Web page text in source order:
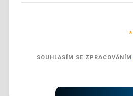
*
SOUHLASÍM
SOUHLASÍM SE ZPRACOVÁNÍM